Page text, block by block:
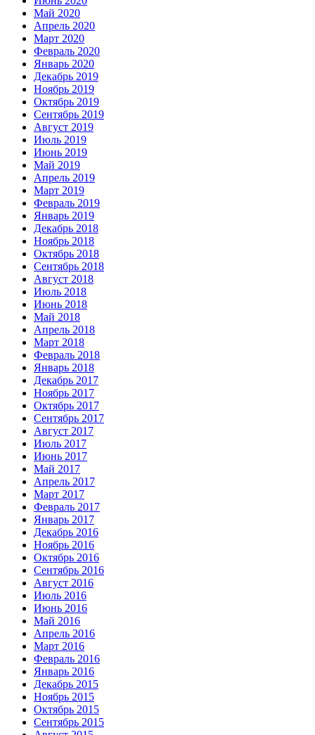
Май 2020
Апрель 2020
Март 2020
Февраль 2020
Январь 2020
Декабрь 2019
Ноябрь 2019
Октябрь 2019
Сентябрь 2019
Август 2019
Июль 2019
Июнь 2019
Май 2019
Апрель 2019
Март 2019
Февраль 2019
Январь 2019
Декабрь 2018
Ноябрь 2018
Октябрь 2018
Сентябрь 2018
Август 2018
Июль 2018
Июнь 2018
Май 2018
Апрель 2018
Март 2018
Февраль 2018
Январь 2018
Декабрь 2017
Ноябрь 2017
Октябрь 2017
Сентябрь 2017
Август 2017
Июль 2017
Июнь 2017
Май 2017
Апрель 2017
Март 2017
Февраль 2017
Январь 2017
Декабрь 2016
Ноябрь 2016
Октябрь 2016
Сентябрь 2016
Август 2016
Июль 2016
Июнь 2016
Май 2016
Апрель 2016
Март 2016
Февраль 2016
Январь 2016
Декабрь 2015
Ноябрь 2015
Октябрь 2015
Сентябрь 2015